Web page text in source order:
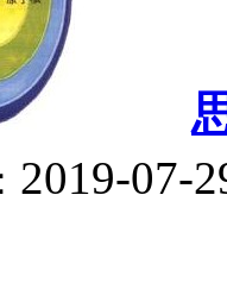
2019-07-